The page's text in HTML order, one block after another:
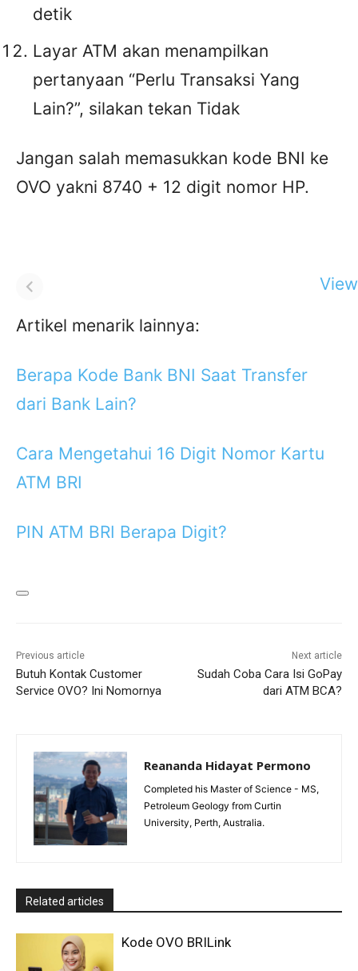
detik
Layar ATM akan menampilkan
pertanyaan “Perlu Transaksi Yang
Lain?”, silakan tekan Tidak
Jangan salah memasukkan kode BNI ke
OVO yakni 8740 + 12 digit nomor HP.
Artikel menarik lainnya:
Berapa Kode Bank BNI Saat Transfer
dari Bank Lain?
Cara Mengetahui 16 Digit Nomor Kartu
ATM BRI
PIN ATM BRI Berapa Digit?
Previous article
Butuh Kontak Customer
Service OVO? Ini Nomornya
Next article
Sudah Coba Cara Isi GoPay
dari ATM BCA?
Reananda Hidayat Permono
Completed his Master of Science - MS,
Petroleum Geology from Curtin
University, Perth, Australia.
Related articles
Kode OVO BRILink